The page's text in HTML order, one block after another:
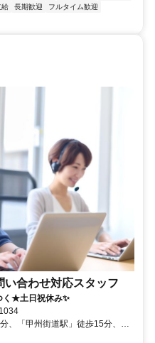
給 長期歓迎
フルタイム歓迎
い合わせ対応スタッフ
く★土日祝休み✨
、「甲州街道駅」徒歩15分、